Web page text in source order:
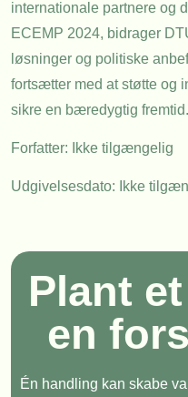
internationale partnere og
ECEMP 2024, bidrager
løsninger og politiske
fortsætter med at støtte og
sikre en bæredygtig fremtid.
Forfatter: Ikke tilgængelig
Udgivelsesdato: Ikke
Plant
en
Én handling kan skabe